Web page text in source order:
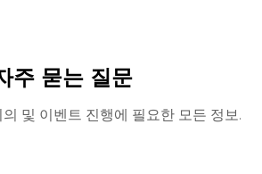
주 묻는 질문
및 이벤트 진행에 필요한 모든 정보.